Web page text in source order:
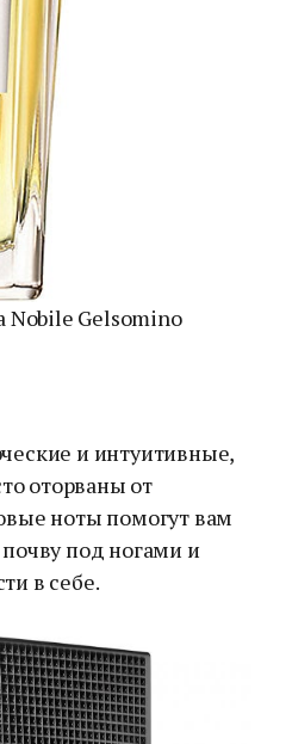
Nobile Gelsomino
и интуитивные,
оторваны от
ноты помогут вам
под ногами и
в себе.